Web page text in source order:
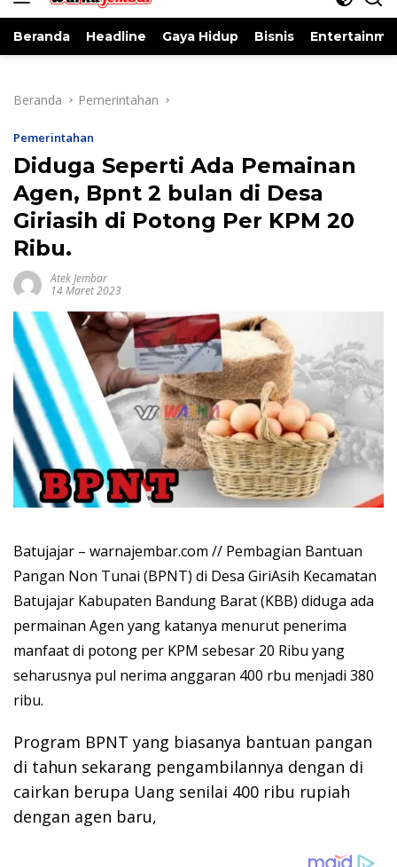
Beranda Headline Gaya Hidup Bisnis
Beranda Pemerintahan
Pemerintahan
Diduga Seperti Ada Pemainan
Agen, Bpnt 2 bulan di Desa
Giriasih di Potong Per KPM 20
Ribu.
Atek Jembar
14 Maret 2023
Batujajar – warnajembar.com // Pembagian Bantuan
Pangan Non Tunai (BPNT) di Desa GiriAsih Kecamatan
Batujajar Kabupaten Bandung Barat (KBB) diduga ada
permainan Agen yang katanya menurut penerima
manfaat di potong per KPM sebesar 20 Ribu yang
seharusnya pul nerima anggaran 400 rbu menjadi 380
ribu.
Program BPNT yang biasanya bantuan pangan
di tahun sekarang pengambilannya dengan di
cairkan berupa Uang senilai 400 ribu rupiah
dengan agen baru,